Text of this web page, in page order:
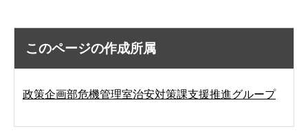
このページの作成所属
政策企画部危機管理室治安対策課支援推進グループ